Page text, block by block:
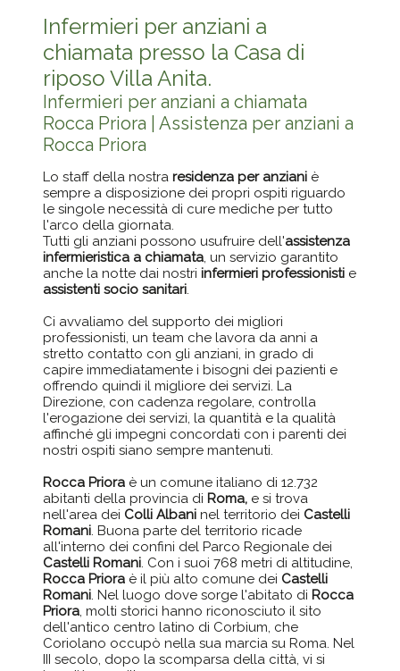
Infermieri per anziani a
chiamata presso la Casa di
riposo Villa Anita.
Infermieri per anziani a chiamata
Rocca Priora | Assistenza per anziani a
Rocca Priora
Lo staff della nostraresidenza per anziani è
sempre a disposizione dei propri ospiti riguardo
le singole necessità di cure mediche per tutto
l'arco della giornata.
Tutti gli anziani possono usufruire dell'assistenza
infermieristica a chiamata, un servizio garantito
anche la notte dai nostriinfermieri professionisti e
assistenti socio sanitari.
Ci avvaliamo del supporto dei migliori
professionisti, un team che lavora da anni a
stretto contatto con gli anziani, in grado di
capire immediatamente i bisogni dei pazienti e
offrendo quindi il migliore dei servizi. La
Direzione, con cadenza regolare, controlla
l'erogazione dei servizi, la quantità e la qualità
affinché gli impegni concordati con i parenti dei
nostri ospiti siano sempre mantenuti.
Rocca Priora è un comune italiano di 12.732
abitanti della provincia di Roma, e si trova
nell'area dei Colli Albaninel territorio dei Castelli
Romani. Buona parte del territorio ricade
all'interno dei confini del Parco Regionale dei
Castelli Romani. Con i suoi 768 metri di altitudine,
Rocca Priora è il più alto comune dei Castelli
Romani. Nel luogo dove sorge l'abitato di Rocca
Priora, molti storici hanno riconosciuto il sito
dell'antico centro latino di Corbium, che
Coriolano occupò nella sua marcia su Roma. Nel
III secolo, dopo la scomparsa della città, vi si